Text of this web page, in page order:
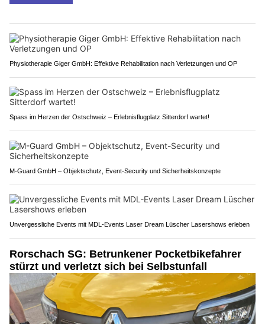
Physiotherapie Giger GmbH: Effektive Rehabilitation nach Verletzungen und OP
Spass im Herzen der Ostschweiz – Erlebnisflugplatz Sitterdorf wartet!
M-Guard GmbH – Objektschutz, Event-Security und Sicherheitskonzepte
Unvergessliche Events mit MDL-Events Laser Dream Lüscher Lasershows erleben
Rorschach SG: Betrunkener Pocketbikefahrer
stürzt und verletzt sich bei Selbstunfall